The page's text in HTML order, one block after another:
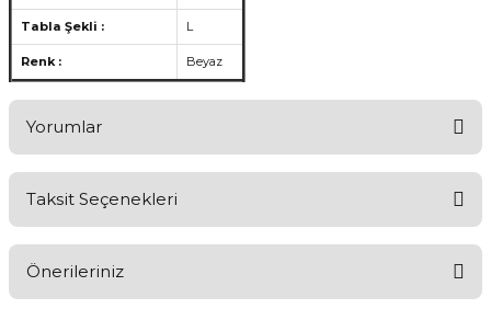
Tabla Şekli : L
Renk : Beyaz
Yorumlar
Ürünü Değerlendir
Taksit Seçenekleri
Önerileriniz